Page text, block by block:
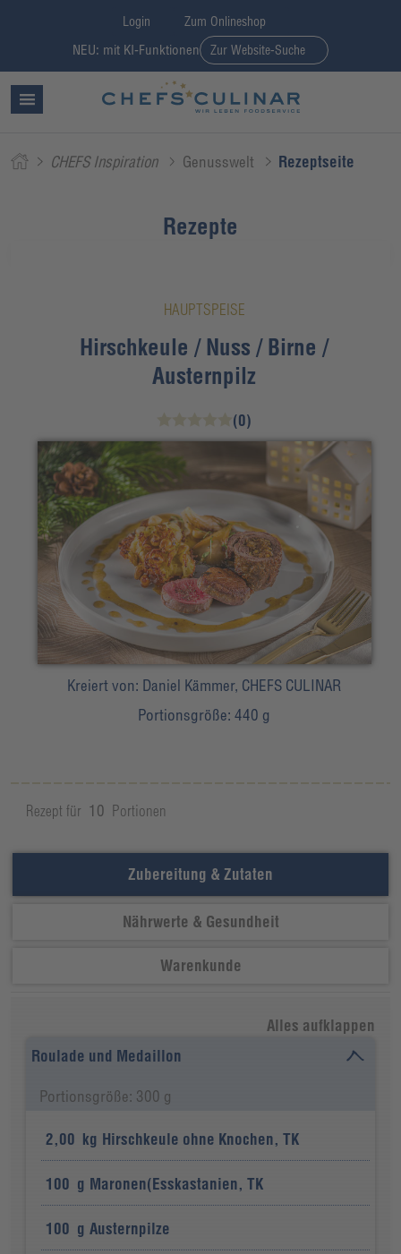
Login Zum Onlineshop
NEU: mit KI-Funktionen Zur Website-Suche
CHEFS Inspiration Genusswelt Rezeptseite
Rezepte
HAUPTSPEISE
Hirschkeule / Nuss / Birne /
Austernpilz
(0)
Kreiert von: Daniel Kämmer, CHEFS CULINAR
Portionsgröße:440 g
Rezept für 10 Portionen
Zubereitung & Zutaten
Nährwerte & Gesundheit
Warenkunde
Alles aufklappen
Roulade und Medaillon
Portionsgröße: 300 g
2,00 kg Hirschkeule ohne Knochen, TK
100 g Maronen(Esskastanien, TK
100 g Austernpilze